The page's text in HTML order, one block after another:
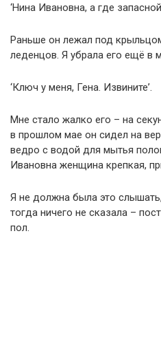
‘Нина Ивановна, а где
Раньше он лежал под
леденцов. Я убрала его ещё в
‘Ключ у меня, Гена. Извините’.
Мне стало жалко его – на
в прошлом мае он сидел на
ведро с водой для мытья
Ивановна женщина крепкая,
Я не должна была это
тогда ничего не сказала –
пол.